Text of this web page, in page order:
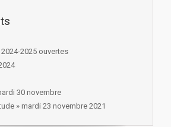
2025 ouvertes
30 novembre
» mardi 23 novembre 2021